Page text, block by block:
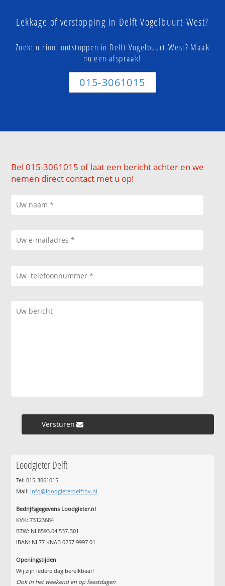
Lekkage of verstopping in Delft Vogelbuurt-West?
Zoekt u riool ontstoppen in Delft Vogelbuurt-West? Maak
nu een afspraak!
015-3061015
Bel 015-3061015 of laat een bericht achter en we
nemen direct contact met u op!
Versturen »
Loodgieter Delft
Tel: 015-3061015
Mail: info@loodgieterdelftbv.nl
Bedrijfsgegevens Loodgieter.nl
KVK: 73123684
BTW: NL8593.64.537.B01
IBAN: NL77 KNAB 0257 9997 01
Openingstijden
Wij zijn iedere dag bereikbaar!
Ook in het weekend en op feestdagen